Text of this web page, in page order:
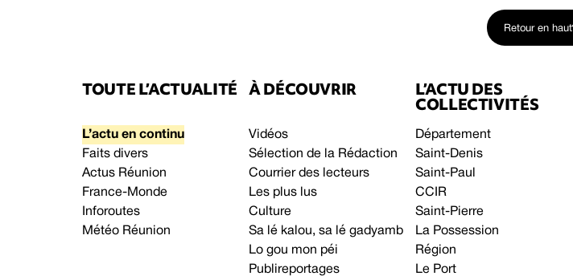
Retour en haut
TOUTE L’ACTUALITÉ
L’actu en continu
Faits divers
Actus Réunion
France-Monde
Inforoutes
Météo Réunion
À DÉCOUVRIR
Vidéos
Sélection de la Rédaction
Courrier des lecteurs
Les plus lus
Culture
Sa lé kalou, sa lé gadyamb
Lo gou mon péi
Publireportages
L’ACTU DES
COLLECTIVITÉS
Département
Saint-Denis
Saint-Paul
CCIR
Saint-Pierre
La Possession
Région
Le Port